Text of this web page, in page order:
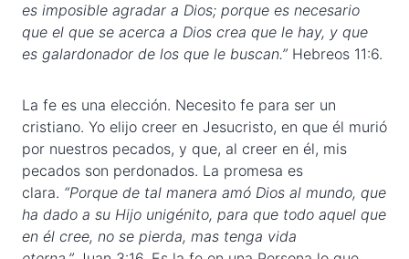
es imposible agradar a Dios; porque es necesario
que el que se acerca a Dios crea que le hay, y que
es galardonador de los que le buscan.” Hebreos 11:6.
La fe es una elección. Necesito fe para ser un
cristiano. Yo elijo creer en Jesucristo, en que él murió
por nuestros pecados, y que, al creer en él, mis
pecados son perdonados. La promesa es
clara. “Porque de tal manera amó Dios al mundo, que
ha dado a su Hijo unigénito, para que todo aquel que
en él cree, no se pierda, mas tenga vida